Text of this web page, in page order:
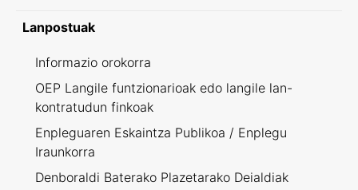
Lanpostuak
Informazio orokorra
OEP Langile funtzionarioak edo langile lan-
kontratudun finkoak
Enpleguaren Eskaintza Publikoa / Enplegu
Iraunkorra
Denboraldi Baterako Plazetarako Deialdiak